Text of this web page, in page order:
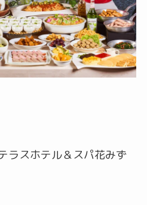
ラスホテル＆スパ花みず